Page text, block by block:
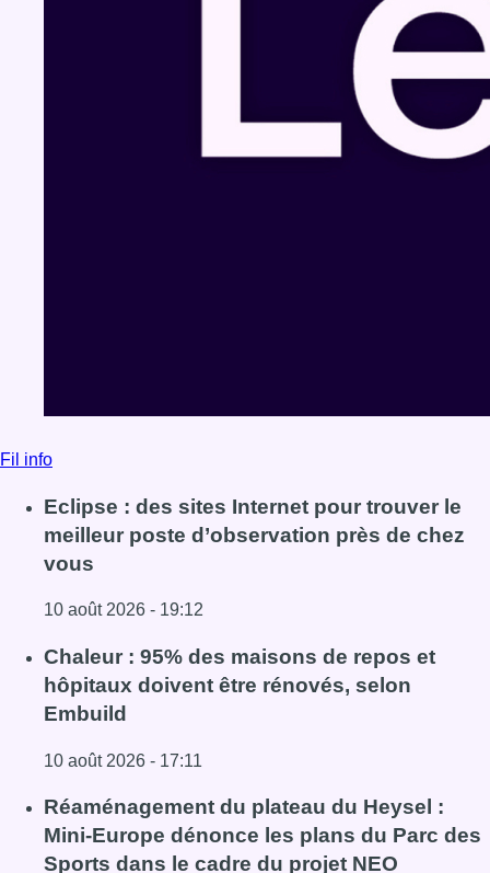
Fil info
Eclipse : des sites Internet pour trouver le
meilleur poste d’observation près de chez
vous
10 août 2026 - 19:12
Lire l'article Eclipse : des sites Internet pour trouver le
Chaleur : 95% des maisons de repos et
hôpitaux doivent être rénovés, selon
Embuild
10 août 2026 - 17:11
Lire l'article Chaleur : 95% des maisons de repos et
Réaménagement du plateau du Heysel :
Mini-Europe dénonce les plans du Parc des
Sports dans le cadre du projet NEO